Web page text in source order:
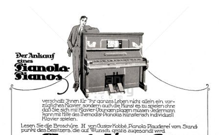
CHORALION CO., Berlin Choralion Co., Berlin